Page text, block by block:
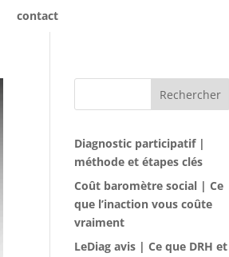
contact
Rechercher
Diagnostic participatif |
méthode et étapes clés
Coût baromètre social | Ce
que l’inaction vous coûte
vraiment
LeDiag avis | Ce que DRH et